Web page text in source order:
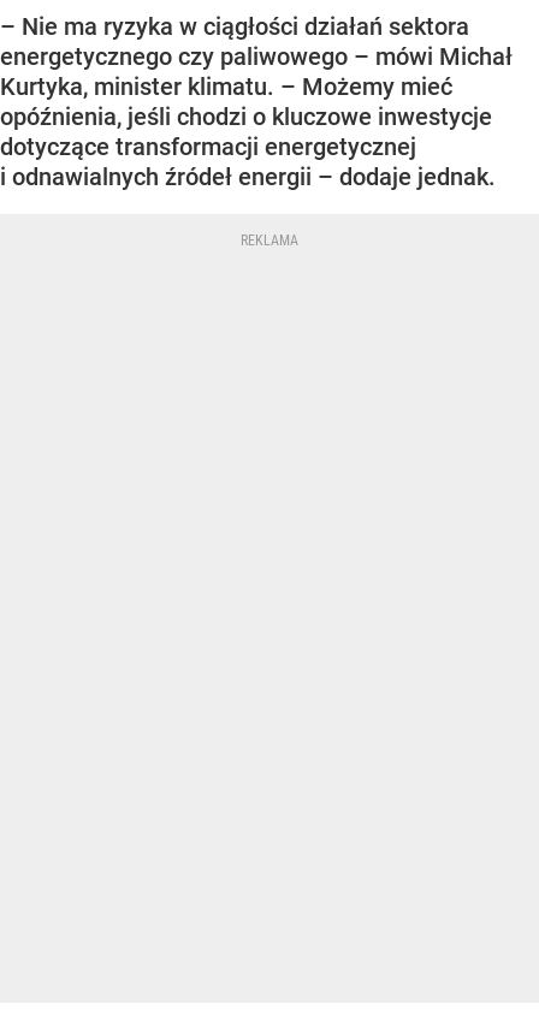
– Nie ma ryzyka w ciągłości działań sektora
energetycznego czy paliwowego – mówi Michał
Kurtyka, minister klimatu. – Możemy mieć
opóźnienia, jeśli chodzi o kluczowe inwestycje
dotyczące transformacji energetycznej
i odnawialnych źródeł energii – dodaje jednak.